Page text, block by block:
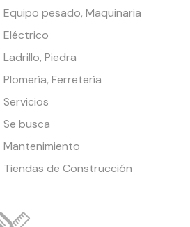
Equipo pesado, Maquinaria
Eléctrico
Ladrillo, Piedra
Plomería, Ferretería
Servicios
Se busca
Mantenimiento
Tiendas de Construcción